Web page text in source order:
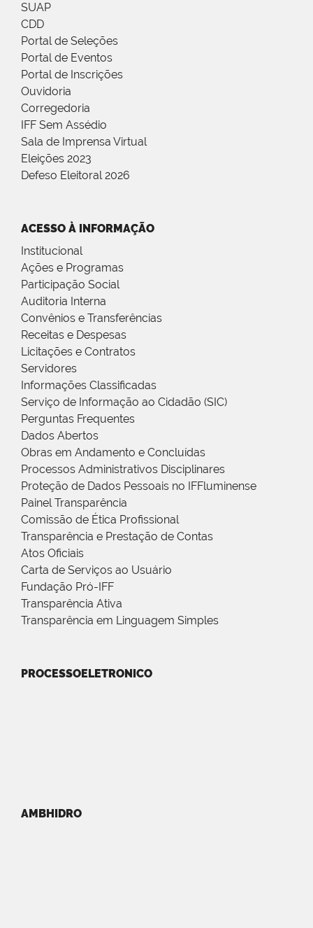
SUAP
CDD
Portal de Seleções
Portal de Eventos
Portal de Inscrições
Ouvidoria
Corregedoria
IFF Sem Assédio
Sala de Imprensa Virtual
Eleições 2023
Defeso Eleitoral 2026
ACESSO À INFORMAÇÃO
Institucional
Ações e Programas
Participação Social
Auditoria Interna
Convênios e Transferências
Receitas e Despesas
Licitações e Contratos
Servidores
Informações Classificadas
Serviço de Informação ao Cidadão (SIC)
Perguntas Frequentes
Dados Abertos
Obras em Andamento e Concluídas
Processos Administrativos Disciplinares
Proteção de Dados Pessoais no IFFluminense
Painel Transparência
Comissão de Ética Profissional
Transparência e Prestação de Contas
Atos Oficiais
Carta de Serviços ao Usuário
Fundação Pró-IFF
Transparência Ativa
Transparência em Linguagem Simples
PROCESSOELETRONICO
AMBHIDRO